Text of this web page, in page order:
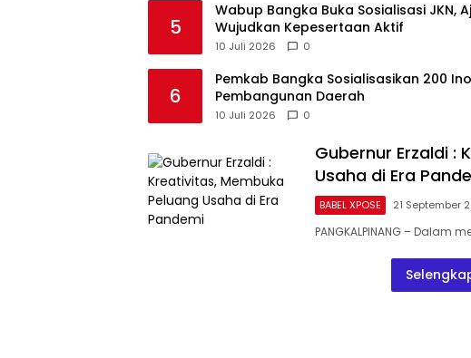
5
Wabup Bangka Buka Sosialisasi JKN,
Wujudkan Kepesertaan Aktif
10 Juli 2026 0
6
Pemkab Bangka Sosialisasikan 200
Pembangunan Daerah
10 Juli 2026 0
Gubernur Erzaldi :
Usaha di Era
BABEL XPOSE 21 September
PANGKALPINANG –